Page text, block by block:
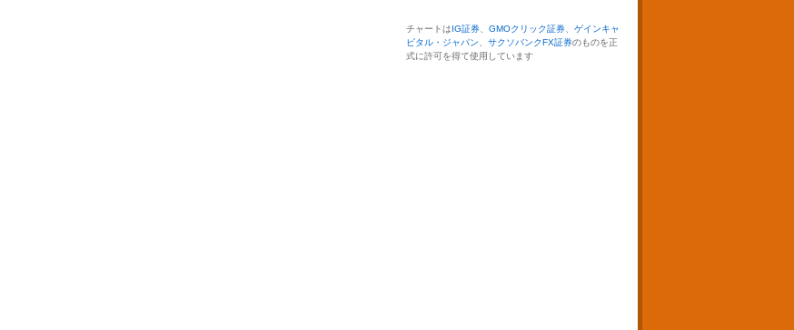
チャートはIG証券 GMOクリック証券
ゲインキャ
ピタル・ジャパン
サクソバンクFX証券のものを正
式に許可を得て使用しています